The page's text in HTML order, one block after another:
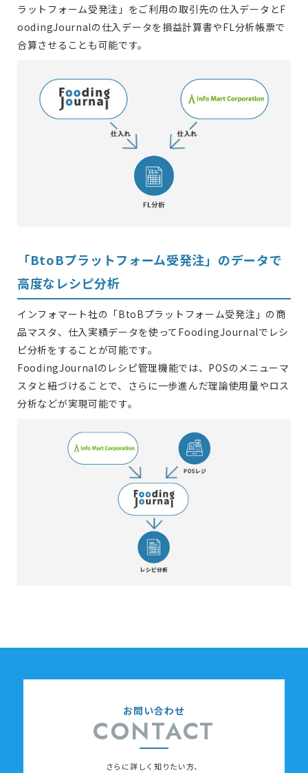
ラットフォーム受発注」をご利用の取引先の仕入データとF
oodingJournalの仕入データを損益計算書やFL分析帳票で
合算させることも可能です。
「BtoBプラットフォーム受発注」のデータで
高度なレシピ分析
インフォマート社の「BtoBプラットフォーム受発注」の商
品マスタ、仕入実績データを使ってFoodingJournalでレシ
ピ分析をすることが可能です。
FoodingJournalのレシピ管理機能では、POSのメニューマ
スタと紐づけることで、さらに一歩進んだ理論使用量やロス
分析などが実現可能です。
お問い合わせ
CONTACT
さらに詳しく知りたい方、